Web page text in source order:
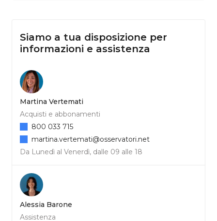
Siamo a tua disposizione per
informazioni e assistenza
Martina Vertemati
Acquisti e abbonamenti
Da Lunedì al Venerdì, dalle 09 alle 18
800 033 715
martina.vertemati@osservatori.net
Alessia Barone
Assistenza